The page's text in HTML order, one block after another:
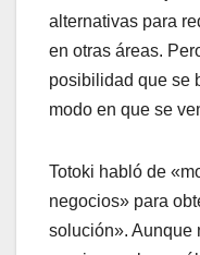
alternativas para
en otras áreas.
posibilidad que se
modo en que se
Totoki habló de
negocios» para
solución». Aunque